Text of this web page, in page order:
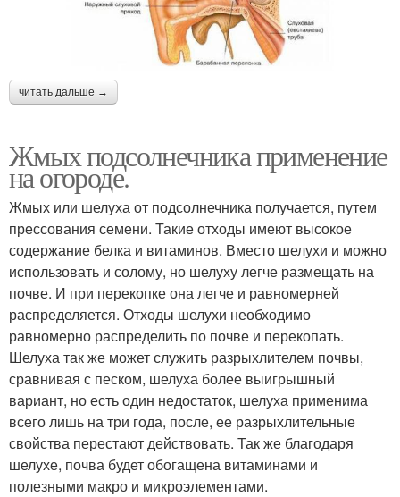
читать дальше →
Жмых подсолнечника применение
на огороде.
Жмых или шелуха от подсолнечника получается, путем
прессования семени. Такие отходы имеют высокое
содержание белка и витаминов. Вместо шелухи и можно
использовать и солому, но шелуху легче размещать на
почве. И при перекопке она легче и равномерней
распределяется. Отходы шелухи необходимо
равномерно распределить по почве и перекопать.
Шелуха так же может служить разрыхлителем почвы,
сравнивая с песком, шелуха более выигрышный
вариант, но есть один недостаток, шелуха применима
всего лишь на три года, после, ее разрыхлительные
свойства перестают действовать. Так же благодаря
шелухе, почва будет обогащена витаминами и
полезными макро и микроэлементами.